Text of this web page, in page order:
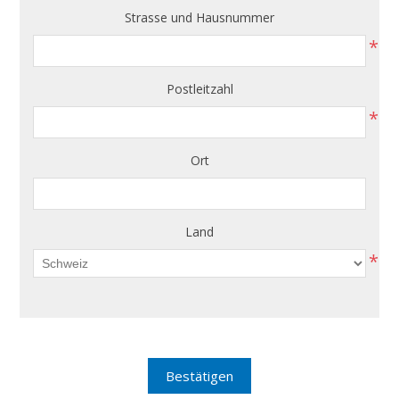
Strasse und Hausnummer
*
Postleitzahl
*
Ort
Land
*
Bestätigen